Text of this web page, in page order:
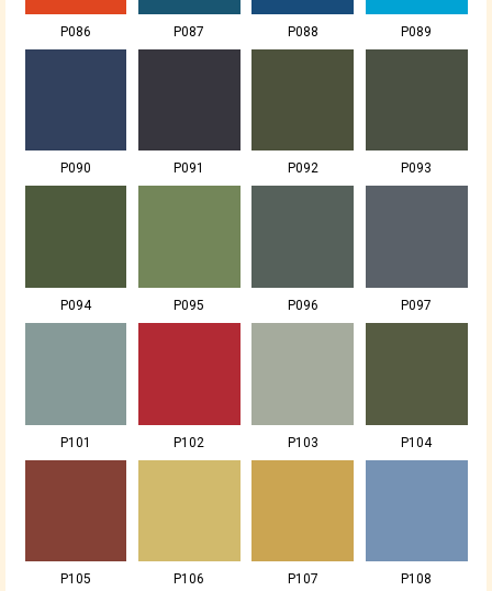
P086 P087 P088 P089
P090 P091 P092 P093
P094 P095 P096 P097
P101 P102 P103 P104
P105 P106 P107 P108